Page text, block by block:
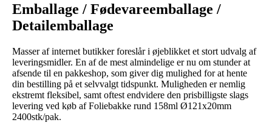
Emballage / Fødevareemballage /
Detailemballage
Masser af internet butikker foreslår i øjeblikket et stort udvalg af
leveringsmidler. En af de mest almindelige er nu om stunder at
afsende til en pakkeshop, som giver dig mulighed for at hente
din bestilling på et selvvalgt tidspunkt. Muligheden er nemlig
ekstremt fleksibel, samt oftest endvidere den prisbilligste slags
levering ved køb af Foliebakke rund 158ml Ø121x20mm
2400stk/pak.